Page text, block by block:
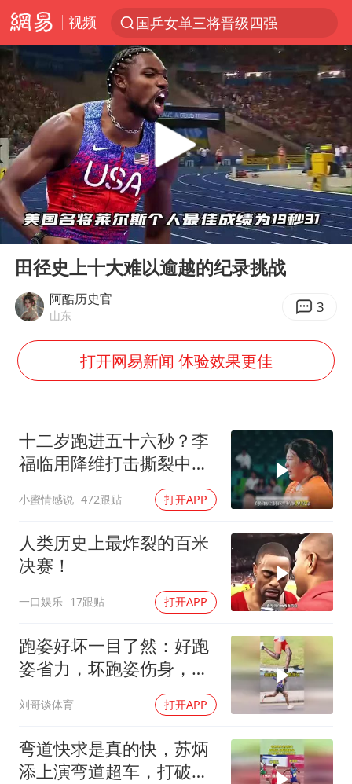
视频
国乒女单三将晋级四强
光影经济撬动暑期消费新蓝海
陈思诚零点晒照为佟丽娅庆生
郑丽文：台湾从来没有“独立”过
央视新主播李秋莹孙亚鹏亮相
几元成本的AI广告导致千万市值蒸发
情侣平潭拍日出坠崖1死1伤
老挝国会主席赛宋蓬逝世
茅台部分直营店飞天茅台提价
黄金牛市回来了吗
酒店花洒现排泄物住客索赔遭拒
夏日经济乘“热”而上 消费市场向“新”而行
36岁男演员成景区NPC后人气爆棚
新疆优化调整景区内自驾服务费
全民健身事业高质量发展
乐享全民健身 共筑健康中国
Play
00:00 05:04
田径史上十大难以逾越的纪录挑战
阿酷历史官
山东 3
打开网易新闻 体验效果更佳
十二岁跑进五十六秒？李
福临用降维打击撕裂中国
小蜜情感说 472跟贴 打开APP
人类历史上最炸裂的百米
决赛！
一口娱乐 17跟贴 打开APP
跑姿好坏一目了然：好跑
姿省力，坏跑姿伤身，你
刘哥谈体育 打开APP
弯道快求是真的快，苏炳
添上演弯道超车，打破黑